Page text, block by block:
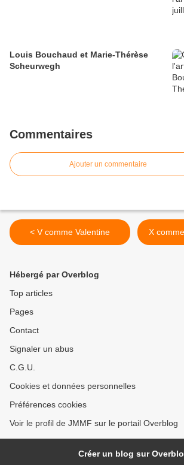
Louis Bouchaud et Marie-Thérèse
Scheurwegh
Commentaires
Ajouter un commentaire
< V comme Valentine
Hébergé par Overblog
Top articles
Pages
Contact
Signaler un abus
C.G.U.
Cookies et données personnelles
Préférences cookies
Voir le profil de JMMF sur le portail Overblog
Créer un blog sur